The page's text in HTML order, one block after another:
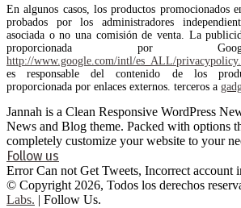
En algunos casos, los productos promocionados
probados por los administradores
asociada o no una comisión de venta. La
proporcionada por
http://www.google.com/intl/es_ALL/
es responsable del contenido de los
proporcionada por enlaces externos. terceros a
Jannah is a Clean Responsive WordPress
News and Blog theme. Packed with options
completely customize your website to your
Follow us
Error Can not Get Tweets, Incorrect account
© Copyright 2026, Todos los derechos
Labs. | Follow Us.